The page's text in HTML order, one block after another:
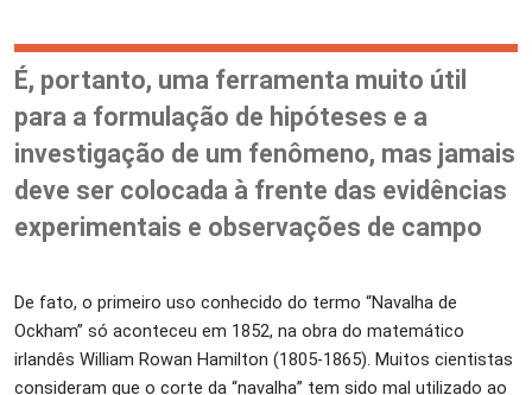
É, portanto, uma ferramenta muito útil
para a formulação de hipóteses e a
investigação de um fenômeno, mas jamais
deve ser colocada à frente das evidências
experimentais e observações de campo
De fato, o primeiro uso conhecido do termo “Navalha de
Ockham” só aconteceu em 1852, na obra do matemático
irlandês William Rowan Hamilton (1805-1865). Muitos cientistas
consideram que o corte da “navalha” tem sido mal utilizado ao